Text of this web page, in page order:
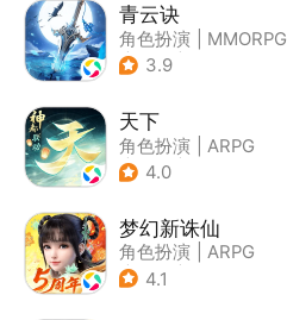
青云诀
角色扮演
MMORPG
| 仙侠
3.9
天下
角色扮演
ARPG
| 武侠
4.0
梦幻新诛仙
角色扮演
ARPG
| 仙侠
4.1